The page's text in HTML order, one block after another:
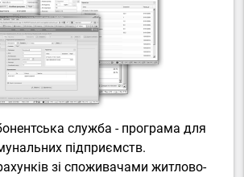
служба - програма для
підприємств.
зі споживачами житлово-